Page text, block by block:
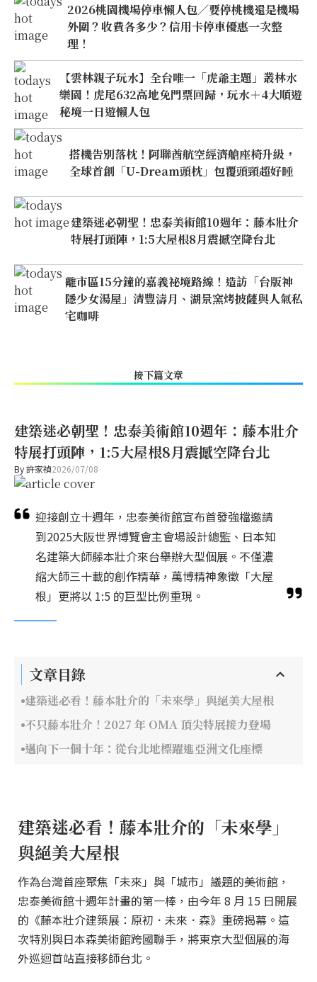
2026桃園機場停車懶人包／要停桃機還是機場
外圍？收費各多少？信用卡停車優惠一次整
理！
【雲林親子玩水】全台唯一「虎爺主題」叢林水
樂園！虎尾632高地免門票回歸，玩水＋4大順遊
秘境一日遊懶人包
搭機告別落枕！阿聯酋航空經濟艙座椅升級，
全球首創「U-Dream頭枕」包覆頭頸超好睡
建築迷必朝聖！忠泰美術館10週年：藤本壯介
特展打頭陣，1:5大屋根8月震撼空降台北
離市區15分鐘的嘉義祕境路線！造訪「台版神
隱少女湯屋」清豐濤月、湖景窯烤披薩與人氣私
宅咖啡
接下篇文章
建築迷必朝聖！忠泰美術館10週年：藤本壯介
特展打頭陣，1:5大屋根8月震撼空降台北
By許家禎2026/07/08
迎接創立十週年，忠泰美術館宣布首發強檔邀請
到2025大阪世界博覽會主會場設計總監、日本知
名建築大師藤本壯介來台舉辦大型個展。不僅濃
縮大師三十載的創作精華，萬博精神象徵「大屋
根」更將以 1:5 的巨型比例重現。
文章目錄
建築迷必看！藤本壯介的「未來學」與絕美大屋根
不只藤本壯介！2027 年 OMA 頂尖特展接力登場
邁向下一個十年：從台北地標躍進亞洲文化座標
建築迷必看！藤本壯介的「未來學」
與絕美大屋根
作為台灣首座聚焦「未來」與「城市」議題的美術館，
忠泰美術館十週年計畫的第一棒，由今年 8 月 15 日開展
的《藤本壯介建築展：原初．未來．森》重磅揭幕。這
次特別與日本森美術館跨國聯手，將東京大型個展的海
外巡迴首站直接移師台北。